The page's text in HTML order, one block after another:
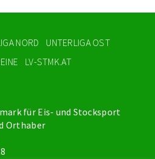
NORD
UNTERLIGA OST
LV-STMK.AT
für Eis- und Stocksport
Orthaber